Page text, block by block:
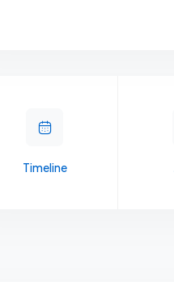
Timeline